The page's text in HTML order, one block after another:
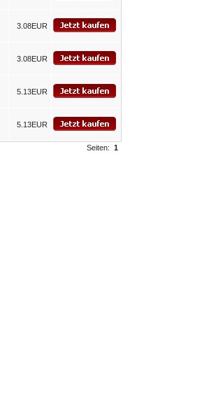
3.08EUR
3.08EUR
5.13EUR
5.13EUR
Seiten: 1